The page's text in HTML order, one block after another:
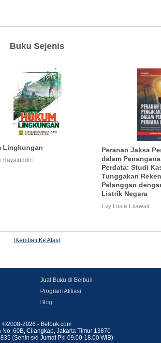
Buku Sejenis
Lingkungan
Hayatuddin
Peranan Jaksa
dalam
Perdata: Studi
Tunggakan
Pelanggan
Listrik Negara
Evy Lusia Ekawati
(Kembali Ke Atas)
Jual Buku di Belbuk
Program Afiliasi
Blog
©2008-2026 - Belbuk.com
No. 60B, Cilangkap, Jakarta Timur 13870
(Senin s/d Jumat Pkl 09.00-18.00 WIB)